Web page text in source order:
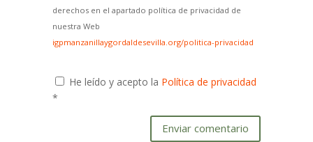
derechos en el apartado política de privacidad de
nuestra Web
igpmanzanillaygordaldesevilla.org/politica-privacidad
He leído y acepto la Política de privacidad
*
Enviar comentario